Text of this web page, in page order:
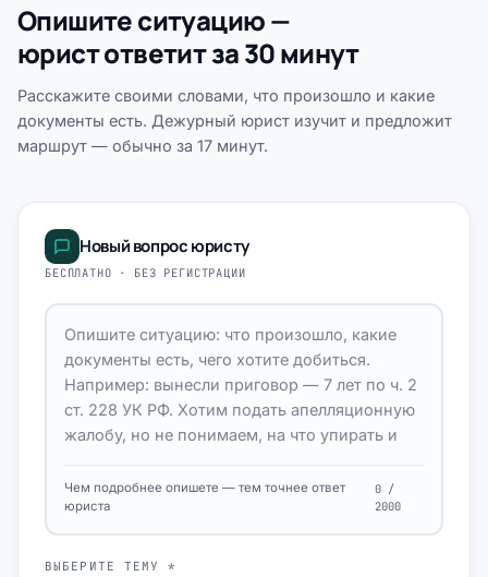
Опишите ситуацию —
юрист ответит за 30 минут
Расскажите своими словами, что произошло и какие
документы есть. Дежурный юрист изучит и предложит
маршрут — обычно за 17 минут.
Новый вопрос юристу
БЕСПЛАТНО · БЕЗ РЕГИСТРАЦИИ
Чем подробнее опишете — тем точнее ответ
юриста
0 /
2000
ВЫБЕРИТЕ ТЕМУ *